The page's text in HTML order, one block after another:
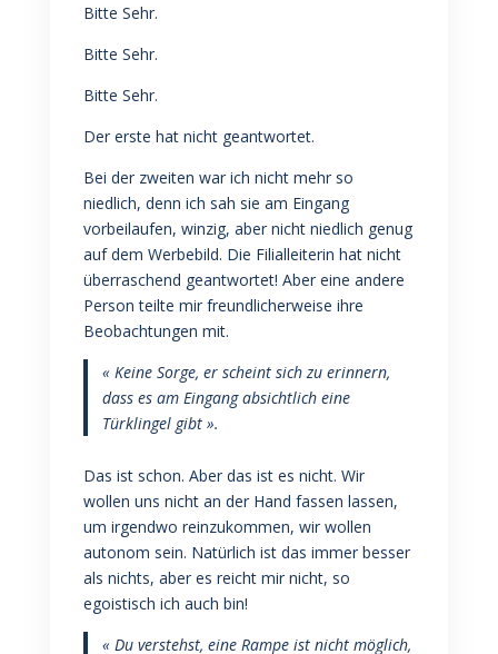
Bitte Sehr.
Bitte Sehr.
Bitte Sehr.
Der erste hat nicht geantwortet.
Bei der zweiten war ich nicht mehr so
niedlich, denn ich sah sie am Eingang
vorbeilaufen, winzig, aber nicht niedlich genug
auf dem Werbebild. Die Filialleiterin hat nicht
überraschend geantwortet! Aber eine andere
Person teilte mir freundlicherweise ihre
Beobachtungen mit.
« Keine Sorge, er scheint sich zu erinnern,
dass es am Eingang absichtlich eine
Türklingel gibt ».
Das ist schon. Aber das ist es nicht. Wir
wollen uns nicht an der Hand fassen lassen,
um irgendwo reinzukommen, wir wollen
autonom sein. Natürlich ist das immer besser
als nichts, aber es reicht mir nicht, so
egoistisch ich auch bin!
« Du verstehst, eine Rampe ist nicht möglich,